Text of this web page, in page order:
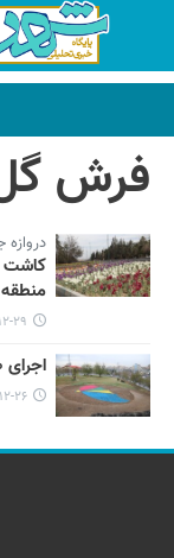
فرش
دروازه
منطقه ۱۹
۱۴۰۴-
اجرای ۳۸۰۰ متر مربع فرش‌گل‌ در معابر اصلی منطقه ۱۹
۱۴۰۴-